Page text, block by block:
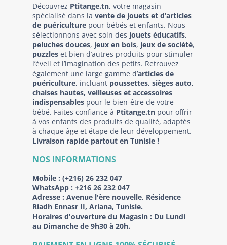
Découvrez Ptitange.tn, votre magasin
spécialisé dans la vente de jouets et d’articles
de puériculture pour bébés et enfants. Nous
sélectionnons avec soin des jouets éducatifs,
peluches douces, jeux en bois, jeux de société,
puzzles et bien d’autres produits pour stimuler
l’éveil et l’imagination des petits. Retrouvez
également une large gamme d’articles de
puériculture, incluant poussettes, sièges auto,
chaises hautes, veilleuses et accessoires
indispensables pour le bien-être de votre
bébé. Faites confiance à Ptitange.tn pour offrir
à vos enfants des produits de qualité, adaptés
à chaque âge et étape de leur développement.
Livraison rapide partout en Tunisie !
NOS INFORMATIONS
Mobile : (+216) 26 232 047
WhatsApp : +216 26 232 047
Adresse : Avenue l'ère nouvelle, Résidence
Riadh Ennasr II, Ariana, Tunisie.
Horaires d'ouverture du Magasin : Du Lundi
au Dimanche de 9h30 à 20h.